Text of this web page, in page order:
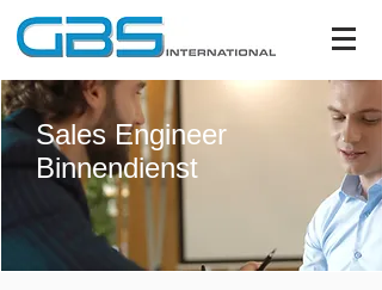
Sales Engineer
Binnendienst